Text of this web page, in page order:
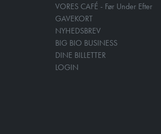
VORES CAFÉ - Før Under Efter
GAVEKORT
NYHEDSBREV
BIG BIO BUSINESS
DINE BILLETTER
LOGIN